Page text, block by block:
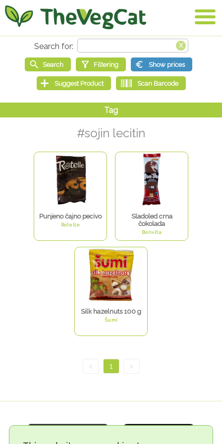
#sojin lecitin
Punjeno čajno pecivo
Rotelle
Sladoled crna
čokolada
Bonvita
Silk hazelnuts 100 g
Šumi
< 1 >